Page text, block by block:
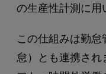
の生産性計測に用
この仕組みは勤怠
怠）とも連携さ